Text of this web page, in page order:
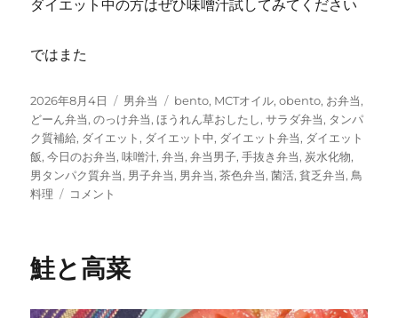
ダイエット中の方はぜひ味噌汁試してみてください
ではまた
投
稿
日:
2026年8月4日
カ
テ
ゴ
リ
ー
男弁当
タ
グ
bento, MCTオイル,obento, お弁当,
どーん弁当,のっけ弁当,ほうれん草おしたし,サラダ弁当, タンパ
ク質補給, ダイエット , ダイエット中, ダイエット弁当, ダイエット
飯,今日のお弁当,味噌汁,弁当,弁当男子,手抜き弁当, 炭水化物,
男タンパク質弁当, 男子弁当, 男弁当,茶色弁当,菌活,貧乏弁当, 鳥
料理
鳥
と
コメント
鮭と高菜